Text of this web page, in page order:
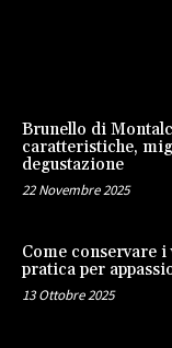
Brunello di
caratteristiche,
degustazione
22 Novembre 2025
Come conservare
pratica per
13 Ottobre 2025